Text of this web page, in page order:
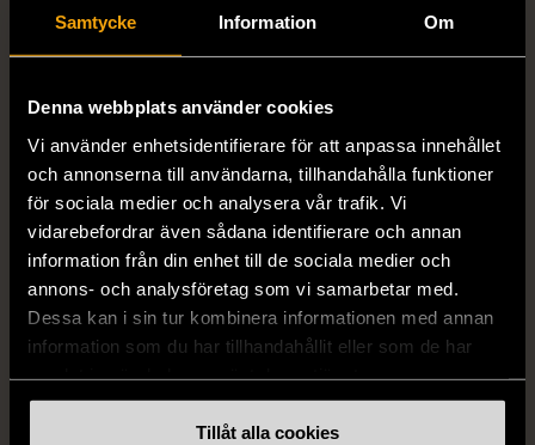
Samtycke Information Om
Denna webbplats använder cookies
Vi använder enhetsidentifierare för att anpassa innehållet
och annonserna till användarna, tillhandahålla funktioner
för sociala medier och analysera vår trafik. Vi
vidarebefordrar även sådana identifierare och annan
information från din enhet till de sociala medier och
annons- och analysföretag som vi samarbetar med.
Dessa kan i sin tur kombinera informationen med annan
information som du har tillhandahållit eller som de har
Tillåt alla cookies
STENSTRÖMS
Stenströms skjorta turkos
L (50) Gott skick
259 kr
BOSS
BOSS vit pikétröja
Mycket gott skick
279 kr